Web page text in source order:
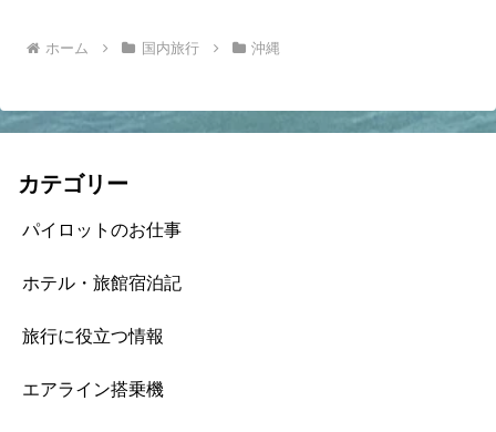
ホーム 国内旅行 沖縄
カテゴリー
パイロットのお仕事
ホテル・旅館宿泊記
旅行に役立つ情報
エアライン搭乗機